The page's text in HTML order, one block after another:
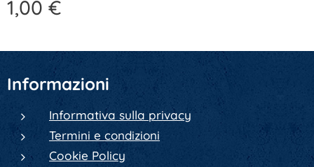
1,00 €
Informazioni
Informativa sulla privacy
Termini e condizioni
Cookie Policy